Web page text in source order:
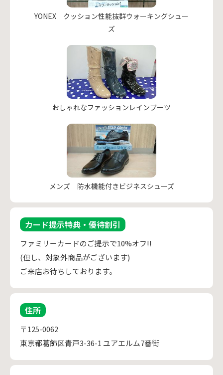
YONEX クッション性能抜群ウォーキングシュー
ズ
おしゃれなファッションレインブーツ
メンズ 防水機能付きビジネスシューズ
カード提示特典・優待割引
ファミリーカードのご提示で10%オフ!!
(但し、対象外商品がございます)
ご来店お待ちしております。
住所
〒125-0062
東京都葛飾区青戸3-36-1 ユアエルム7番街